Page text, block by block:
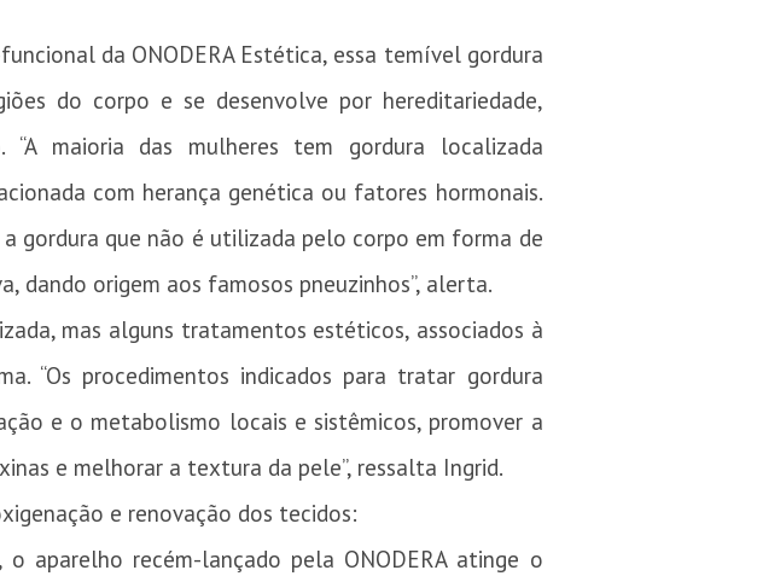
da ONODERA Estética, essa temível gordura
do corpo e se desenvolve por hereditariedade,
“A maioria das mulheres tem gordura localizada
com herança genética ou fatores hormonais.
gordura que não é utilizada pelo corpo em forma de
dando origem aos famosos pneuzinhos”, alerta.
mas alguns tratamentos estéticos, associados à
“Os procedimentos indicados para tratar gordura
e o metabolismo locais e sistêmicos, promover a
e melhorar a textura da pele”, ressalta Ingrid.
e renovação dos tecidos:
aparelho recém-lançado pela ONODERA atinge o